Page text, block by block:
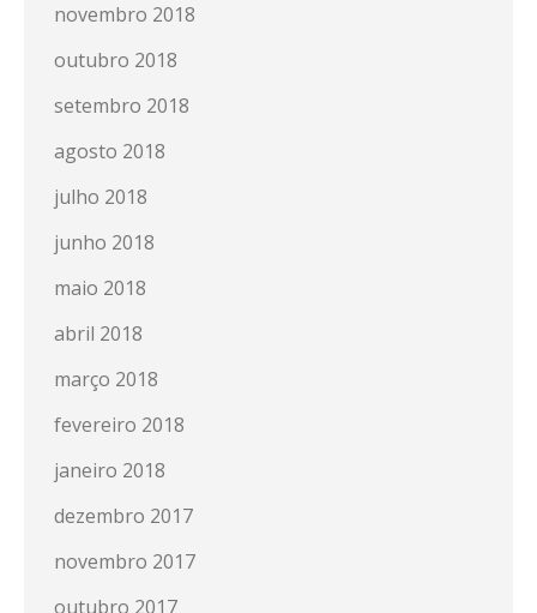
novembro 2018
outubro 2018
setembro 2018
agosto 2018
julho 2018
junho 2018
maio 2018
abril 2018
março 2018
fevereiro 2018
janeiro 2018
dezembro 2017
novembro 2017
outubro 2017